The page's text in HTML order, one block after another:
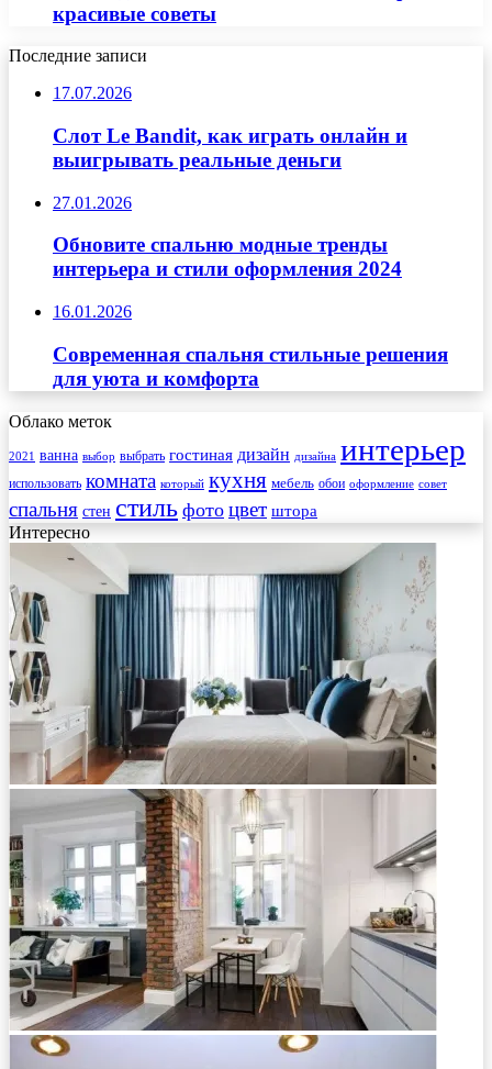
красивые советы
Последние записи
17.07.2026
Слот Le Bandit, как играть онлайн и
выигрывать реальные деньги
27.01.2026
Обновите спальню модные тренды
интерьера и стили оформления 2024
16.01.2026
Современная спальня стильные решения
для уюта и комфорта
Облако меток
2021 ванна выбор выбрать гостиная дизайн дизайна интерьер
использовать комната который кухня мебель обои оформление совет
спальня стен стиль фото цвет штора
Интересно